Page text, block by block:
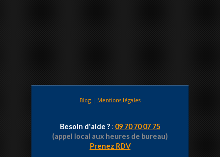
Blog | Mentions légales
Besoin d'aide ? : 09 70 70 07 75
(appel local aux heures de bureau)
Prenez RDV